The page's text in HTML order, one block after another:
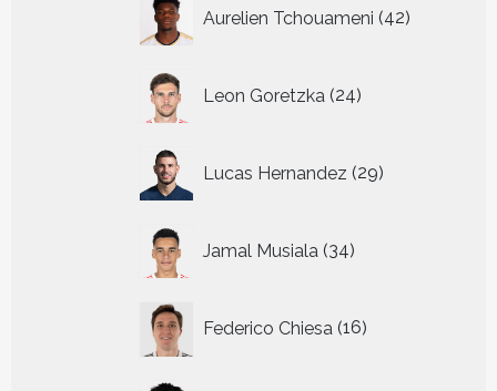
Aurelien Tchouameni 42
producten
Leon Goretzka 24
producten
Lucas Hernandez 29
producten
Jamal Musiala 34
producten
Federico Chiesa 16
producten